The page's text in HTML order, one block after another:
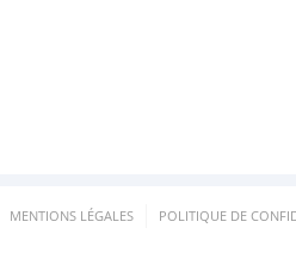
MENTIONS LÉGALES POLITIQUE DE